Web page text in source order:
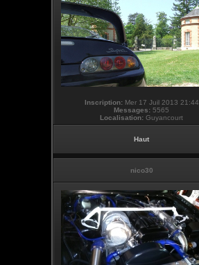
Inscription:Mer 17 Juil 2013 21:44
Messages: 5565
Localisation: Guyancourt
Haut
nico30